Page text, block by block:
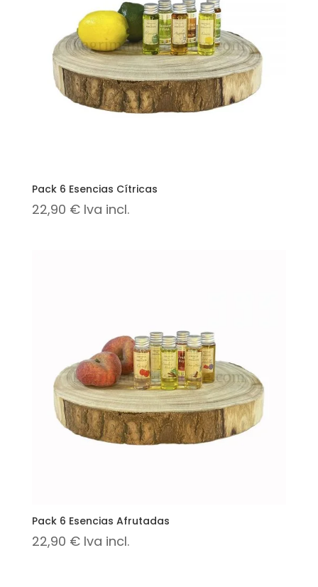
Pack 6 Esencias Cítricas
22,90 € Iva incl.
Pack 6 Esencias Afrutadas
22,90 € Iva incl.